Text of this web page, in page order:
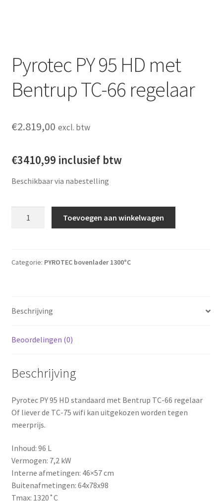
Pyrotec PY 95 HD met
Bentrup TC-66 regelaar
€2.819,00 excl. btw
€3410,99 inclusief btw
Beschikbaar via nabestelling
Toevoegen aan winkelwagen
Categorie: PYROTEC bovenlader 1300°C
Beschrijving
Beoordelingen (0)
Beschrijving
Pyrotec PY 95 HD standaard met Bentrup TC-66 regelaar
Of liever de TC-75 wifi kan uitgekozen worden tegen
meerprijs.
Inhoud: 96 L
Vermogen: 7,2 kW
Interne afmetingen: 46×57 cm
Buitenafmetingen: 64x78x98
Tmax: 1320˚C